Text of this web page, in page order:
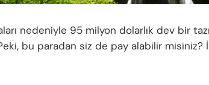
nedeniyle 95 milyon dolarlık dev bir
bu paradan siz de pay alabilir misiniz?